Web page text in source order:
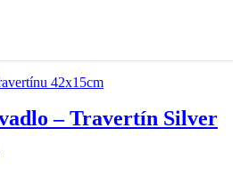
– Travertín Silver